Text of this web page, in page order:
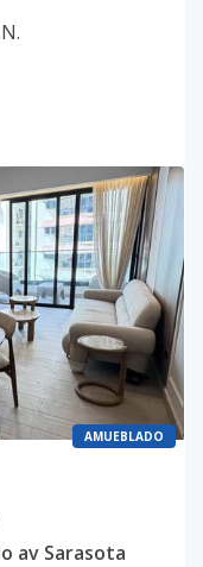
AMUEBLADO
av Sarasota